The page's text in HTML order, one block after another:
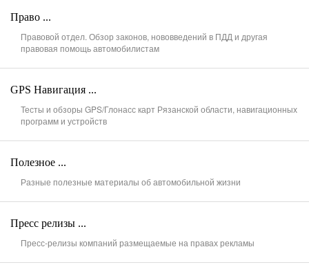
Право ...
Правовой отдел. Обзор законов, нововведений в ПДД и другая
правовая помощь автомобилистам
GPS Навигация ...
Тесты и обзоры GPS/Глонасс карт Рязанской области, навигационных
программ и устройств
Полезное ...
Разные полезные материалы об автомобильной жизни
Пресс релизы ...
Пресс-релизы компаний размещаемые на правах рекламы